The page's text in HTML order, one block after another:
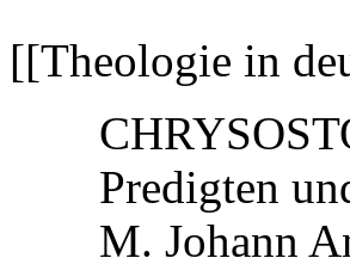
[[Theologie in
Predigten
M. Johann